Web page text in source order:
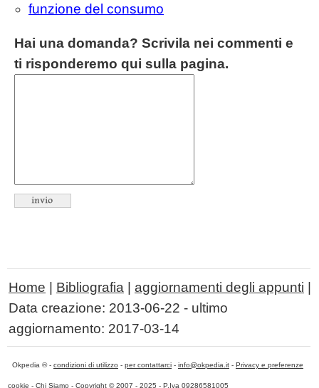
funzione del consumo
Hai una domanda? Scrivila nei commenti e
ti risponderemo qui sulla pagina.
Home | Bibliografia | aggiornamenti degli appunti |
Data creazione: 2013-06-22 - ultimo
aggiornamento: 2017-03-14
Okpedia ® - condizioni di utilizzo - per contattarci - info@okpedia.it - Privacy e preferenze
cookie - Chi Siamo - Copyright © 2007 - 2025 - P.Iva 09286581005